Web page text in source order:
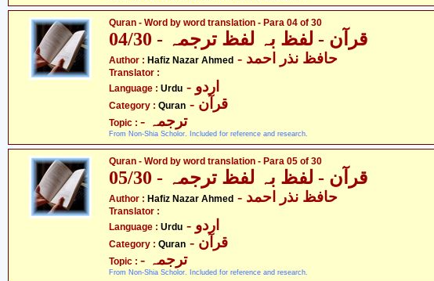
Quran - Word by word translation - Para 04 of 30
قرآن - لفظ بہ لفظ ترجمہ - 04/30
Author : Hafiz Nazar Ahmed - حافظ نذر احمد
Translator :
Language : Urdu - اردو
Category : Quran - قرآن
Topic : - ترجمہ
From Non-Shia Scholor. Included for reference and research.
Quran - Word by word translation - Para 05 of 30
قرآن - لفظ بہ لفظ ترجمہ - 05/30
Author : Hafiz Nazar Ahmed - حافظ نذر احمد
Translator :
Language : Urdu - اردو
Category : Quran - قرآن
Topic : - ترجمہ
From Non-Shia Scholor. Included for reference and research.